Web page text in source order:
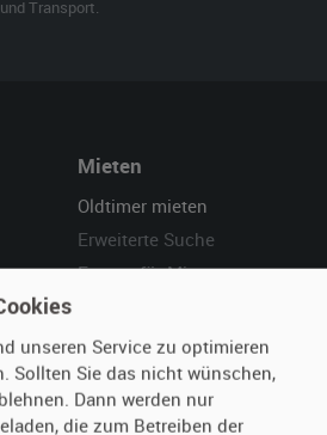
Transport.
Mieten
Oldtimer mieten
Erweiterte Suche
Fragen für Mieter
Hilfe
Häufige Fragen (FAQ)
unseren Service zu optimieren
Sollten Sie das nicht wünschen,
Dann werden nur
die zum Betreiben der